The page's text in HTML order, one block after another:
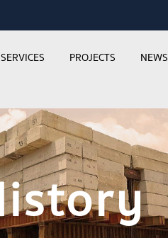
SERVICES PROJECTS NEWS